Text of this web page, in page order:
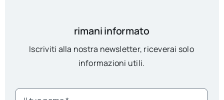
rimani informato
Iscriviti alla nostra newsletter, riceverai solo
informazioni utili.